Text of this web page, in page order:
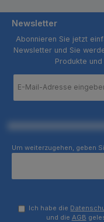
Newsletter
Abonnieren Sie jetzt
Newsletter und Sie
Produkte
Mail-
Um weiterzugehen, geben
Ich habe die
und die AGB